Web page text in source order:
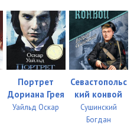
Портрет
Дориана Грея
Уайльд Оскар
Севастопольс
кий конвой
Сушинский
Богдан